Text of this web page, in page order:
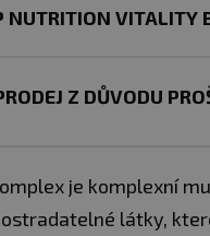
NUTRITION VITALITY
Z DŮVODU
je komplexní
látky,